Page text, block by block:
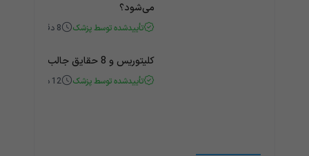
می‌شود؟
تأییدشده توسط پزشک 8 دقیقه
کلیتوریس و 8 حقایق جالب و باورنکردنی درباره آن
تأییدشده توسط پزشک 12 دقیقه